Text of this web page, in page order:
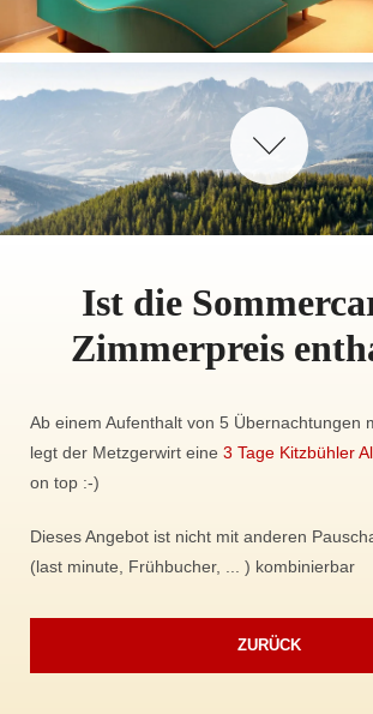
Ist die
Zimmerpreis
Ab einem Aufenthalt von 5 Übernachtungen
legt der Metzgerwirt eine 3 Tage Kitzbühler
on top :-)
Dieses Angebot ist nicht mit anderen
(last minute, Frühbucher, ... ) kombinierbar
ZURÜCK